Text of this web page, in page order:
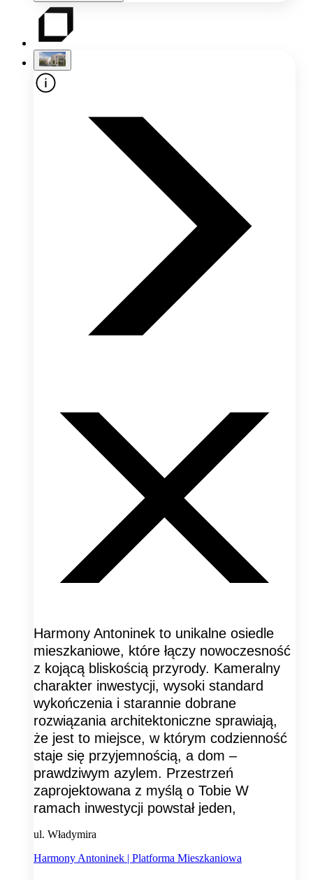
Harmony Antoninek to unikalne osiedle
mieszkaniowe, które łączy nowoczesność
z kojącą bliskością przyrody. Kameralny
charakter inwestycji, wysoki standard
wykończenia i starannie dobrane
rozwiązania architektoniczne sprawiają,
że jest to miejsce, w którym codzienność
staje się przyjemnością, a dom –
prawdziwym azylem. Przestrzeń
zaprojektowana z myślą o Tobie W
ramach inwestycji powstał jeden,
ul. Władymira
Harmony Antoninek | Platforma Mieszkaniowa